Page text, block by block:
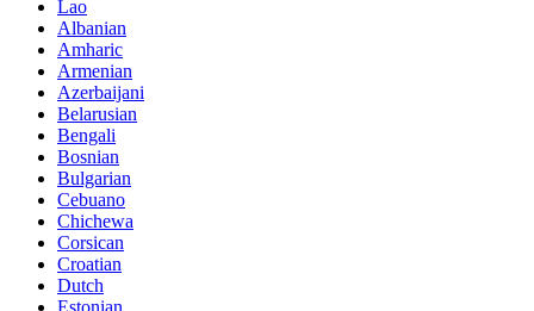
Lao
Albanian
Amharic
Armenian
Azerbaijani
Belarusian
Bengali
Bosnian
Bulgarian
Cebuano
Chichewa
Corsican
Croatian
Dutch